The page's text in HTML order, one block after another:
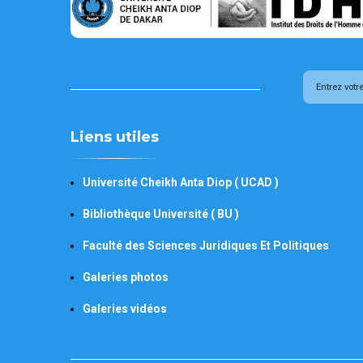
Liens utiles
Université Cheikh Anta Diop ( UCAD )
Bibliothèque Université ( BU )
Faculté des Sciences Juridiques Et Politiques
Galeries photos
Galeries vidéos